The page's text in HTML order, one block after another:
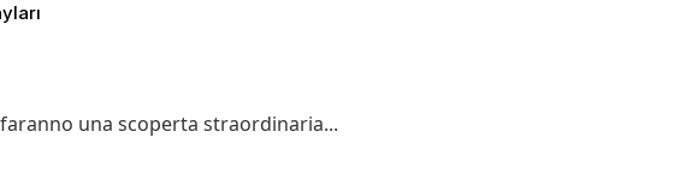
una scoperta straordinaria...